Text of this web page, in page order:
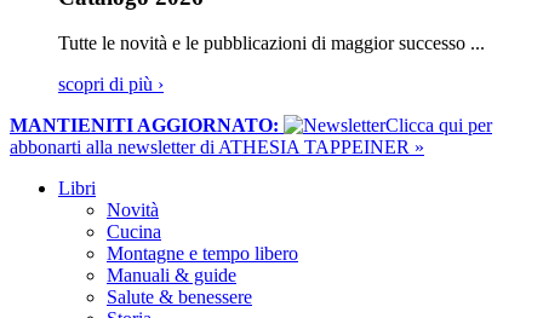
Tutte le novità e le pubblicazioni di maggior successo ...
scopri di più ›
MANTIENITI AGGIORNATO:
​Clicca qui per
abbonarti alla newsletter di ATHESIA TAPPEINER »
Libri
Novità
Cucina
Montagne e tempo libero
Manuali & guide
Salute & benessere